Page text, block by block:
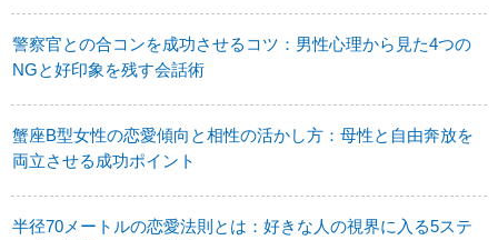
警察官との合コンを成功させるコツ：男性心理から見た4つの
NGと好印象を残す会話術
蟹座B型女性の恋愛傾向と相性の活かし方：母性と自由奔放を
両立させる成功ポイント
半径70メートルの恋愛法則とは：好きな人の視界に入る5ステ